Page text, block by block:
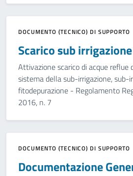
DOCUMENTO (TECNICO) DI SUPPORTO
Scarico sub irrigazione
Attivazione scarico di acque
sistema della sub-irrigazione, sub-
fitodepurazione - Regolamento
2016, n. 7
DOCUMENTO (TECNICO) DI SUPPORTO
Documentazione